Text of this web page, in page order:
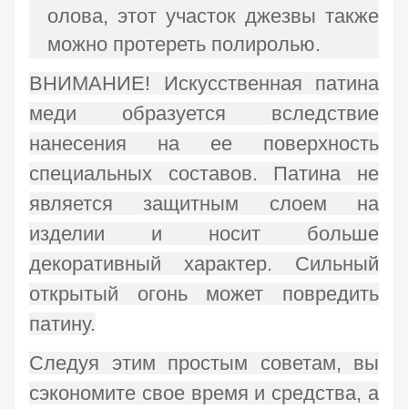
олова, этот участок джезвы также
можно протереть полиролью.
ВНИМАНИЕ! Искусственная патина
меди образуется вследствие
нанесения на ее поверхность
специальных составов. Патина не
является защитным слоем на
изделии и носит больше
декоративный характер. Сильный
открытый огонь может повредить
патину.
Следуя этим простым советам, вы
сэкономите свое время и средства, а